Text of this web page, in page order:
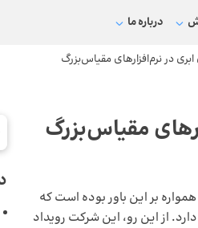
درباره ما
در نرم‌افزارهای مقیاس‌بزرگ
مقیاس‌بزرگ
بر این باور بوده است که
از این رو، این شرکت رویداد